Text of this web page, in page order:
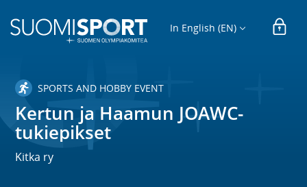
In English (EN)
SPORTS AND HOBBY EVENT
Kertun ja Haamun JOAWC-
tukiepikset
Kitka ry